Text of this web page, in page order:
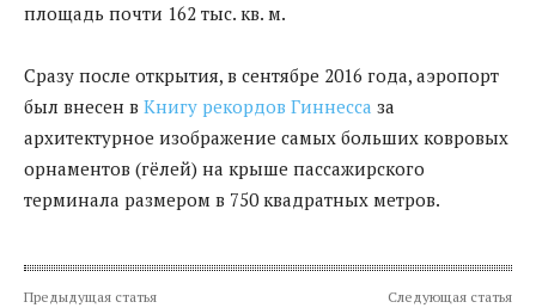
площадь почти 162 тыс. кв. м.
Сразу после открытия, в сентябре 2016 года, аэропорт
был внесен в Книгу рекордов Гиннесса за
архитектурное изображение самых больших ковровых
орнаментов (гёлей) на крыше пассажирского
терминала размером в 750 квадратных метров.
Предыдущая статья Следующая статья